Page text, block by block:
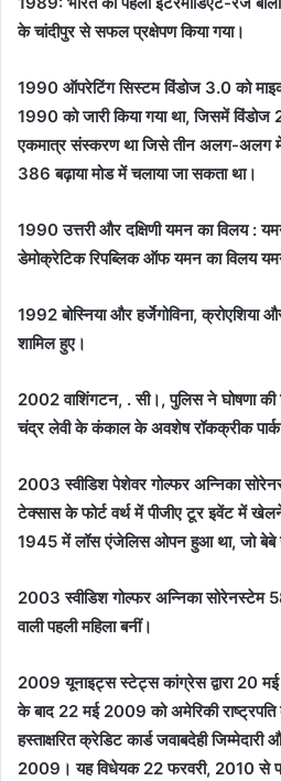
के चांदीपुर से सफल प्रक्षेपण किया गया।
1990 ऑपरेटिंग सिस्टम विंडोज 3.0 को
1990 को जारी किया गया था, जिसमें
एकमात्र संस्करण था जिसे तीन अलग-अलग
386 बढ़ाया मोड में चलाया जा सकता था।
1990 उत्तरी और दक्षिणी यमन का विलय :
डेमोक्रेटिक रिपब्लिक ऑफ यमन का विलय
1992 बोस्निया और हर्जेगोविना, क्रोएशिया
शामिल हुए।
2002 वाशिंगटन, . सी।, पुलिस ने घोषणा
चंद्र लेवी के कंकाल के अवशेष रॉकक्रीक पार्क
2003 स्वीडिश पेशेवर गोल्फर अन्निका
टेक्सास के फोर्ट वर्थ में पीजीए टूर इवेंट में खेलने
1945 में लॉस एंजेलिस ओपन हुआ था, जो बेबे
2003 स्वीडिश गोल्फर अन्निका सोरेनस्टेम
वाली पहली महिला बनीं।
2009 यूनाइट्स स्टेट्स कांग्रेस द्वारा 20
के बाद 22 मई 2009 को अमेरिकी राष्ट्रपति
हस्ताक्षरित क्रेडिट कार्ड जवाबदेही
2009। यह विधेयक 22 फरवरी, 2010 से